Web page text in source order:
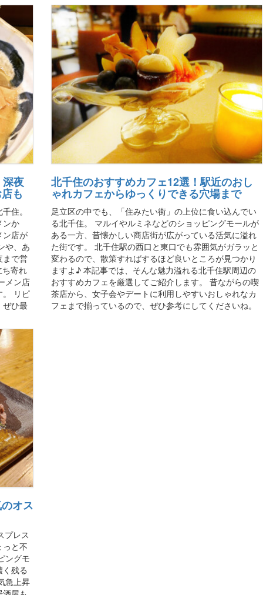
夜
も
住。
ンか
ン店が
や、あ
まで営
寄れ
メン店
。 リピ
ぜひ最
北千住のおすすめカフェ12選！駅近のおし
ゃれカフェからゆっくりできる穴場まで
足立区の中でも、「住みたい街」の上位に食い込んでい
る北千住。 マルイやルミネなどのショッピングモールが
ある一方、昔懐かしい商店街が広がっている活気に溢れ
た街です。 北千住駅の西口と東口でも雰囲気がガラッと
変わるので、散策すればするほど良いところが見つかり
ますよ♪ 本記事では、そんな魅力溢れる北千住駅周辺の
おすすめカフェを厳選してご紹介します。 昔ながらの喫
茶店から、女子会やデートに利用しやすいおしゃれなカ
フェまで揃っているので、ぜひ参考にしてくださいね。
オス
プレス
っと不
ングモ
残る
急上昇